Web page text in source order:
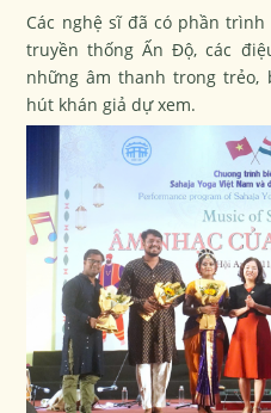
Các nghệ sĩ đã có phần
truyền thống Ấn Độ, các
những âm thanh trong
hút khán giả dự xem.